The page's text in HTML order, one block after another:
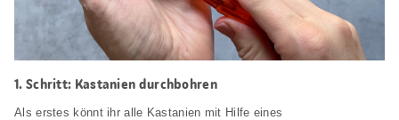
Schritt: Kastanien durchbohren
Als erstes könnt ihr alle Kastanien mit Hilfe eines